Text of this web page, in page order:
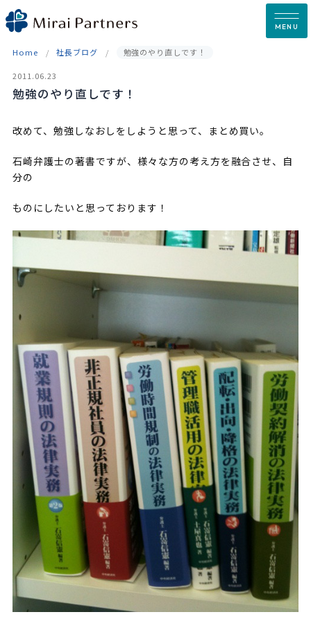
Skip
to
MENU
Home 社長ブログ 勉強のやり直しです！
2011.06.23
勉強のやり直しです！
改めて、勉強しなおしをしようと思って、まとめ買い。
石崎弁護士の著書ですが、様々な方の考え方を融合させ、自
分の
ものにしたいと思っております！